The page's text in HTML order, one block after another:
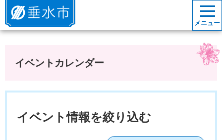
垂水市
メニュー
イベントカレンダー
イベント情報を絞り込む